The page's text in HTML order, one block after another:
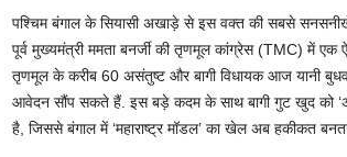
पश्चिम बंगाल के सियासी अखाड़े से इस वक्त की सबसे
पूर्व मुख्यमंत्री ममता बनर्जी की तृणमूल कांग्रेस (TMC) में एक
तृणमूल के करीब 60 असंतुष्ट और बागी विधायक आज यानी
आवेदन सौंप सकते हैं. इस बड़े कदम के साथ बागी गुट खुद को
है, जिससे बंगाल में ‘महाराष्ट्र मॉडल’ का खेल अब हकीकत